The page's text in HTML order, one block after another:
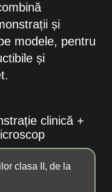
și
modele, pentru
și
clinică +
clasa II, de la